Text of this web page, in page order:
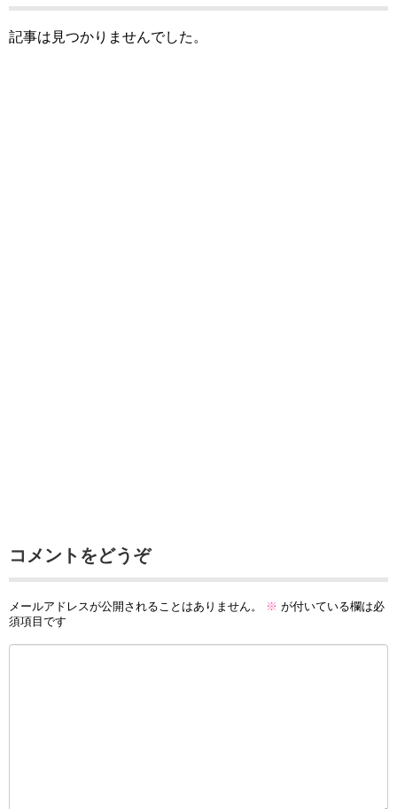
記事は見つかりませんでした。
コメントをどうぞ
メールアドレスが公開されることはありません。 ※ が付いている欄は必
須項目です